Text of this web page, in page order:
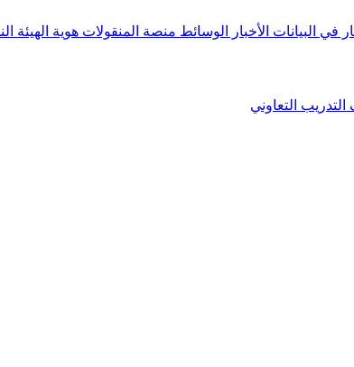
في البيانات الأخبار الوسائط منصة المنقولات هوية الهيئة
التدريب التعاوني